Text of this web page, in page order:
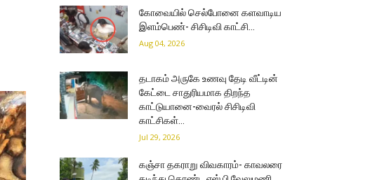
கோவையில் செல்போனை களவாடிய
இளம்பெண்- சிசிடிவி காட்சி…
Aug 04, 2026
தடாகம் அருகே உணவு தேடி வீட்டின்
கேட்டை சாதுரியமாக திறந்த
காட்டுயானை-வைரல் சிசிடிவி
காட்சிகள்…
Jul 29, 2026
கஞ்சா தகராறு விவகாரம்- காவலரை